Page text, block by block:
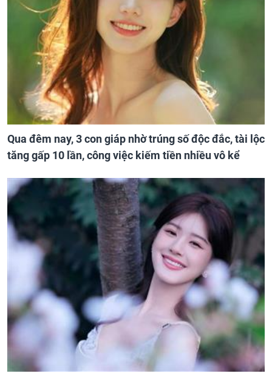
Qua đêm nay, 3 con giáp nhờ trúng số độc đắc, tài lộc
tăng gấp 10 lần, công việc kiếm tiền nhiều vô kể